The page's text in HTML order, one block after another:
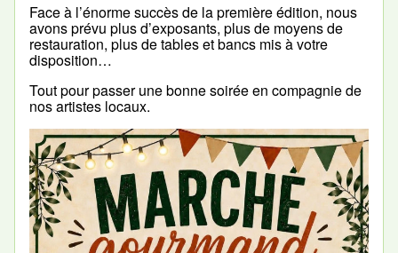
Face à l’énorme succès de la première édition, nous
avons prévu plus d’exposants, plus de moyens de
restauration, plus de tables et bancs mis à votre
disposition…
Tout pour passer une bonne soirée en compagnie de
nos artistes locaux.